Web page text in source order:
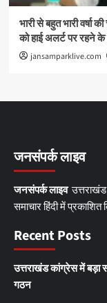
भारी से बहुत भारी वर्षा
को हाई अलर्ट पर रहने के
jansamparklive.com
जनसंपर्क लाइव
जनसंपर्क लाइव
समाचार हिंदी में प्रकाशित
Recent Posts
उत्तराखंड कांग्रेस में बड़ा
गठन